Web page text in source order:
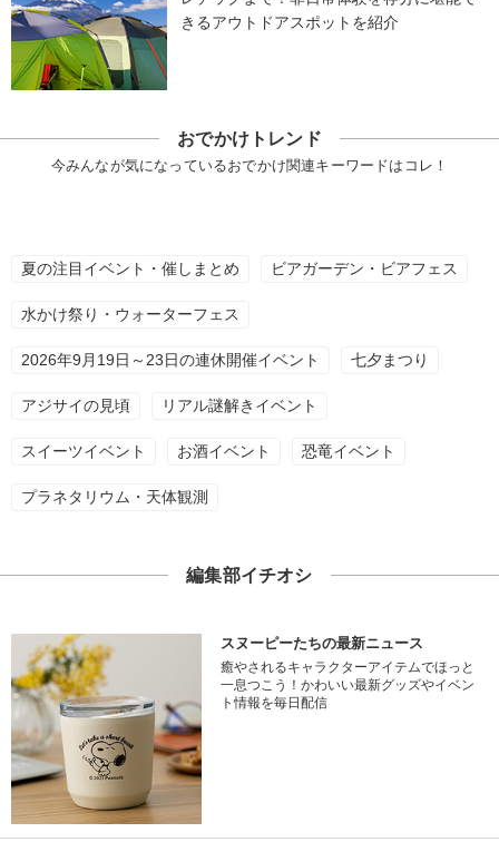
きるアウトドアスポットを紹介
おでかけトレンド
今みんなが気になっているおでかけ関連キーワードはコレ！
夏の注目イベント・催しまとめ ビアガーデン・ビアフェス
水かけ祭り・ウォーターフェス
2026年9月19日～23日の連休開催イベント 七夕まつり
アジサイの見頃 リアル謎解きイベント
スイーツイベント お酒イベント 恐竜イベント
プラネタリウム・天体観測
編集部イチオシ
スヌーピーたちの最新ニュース
癒やされるキャラクターアイテムでほっと
一息つこう！かわいい最新グッズやイベン
ト情報を毎日配信